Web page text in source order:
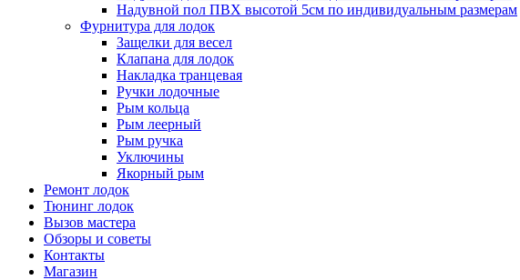
Надувной пол ПВХ высотой 5см по индивидуальным размерам
Фурнитура для лодок
Защелки для весел
Клапана для лодок
Накладка транцевая
Ручки лодочные
Рым кольца
Рым леерный
Рым ручка
Уключины
Якорный рым
Ремонт лодок
Тюнинг лодок
Вызов мастера
Обзоры и советы
Контакты
Магазин